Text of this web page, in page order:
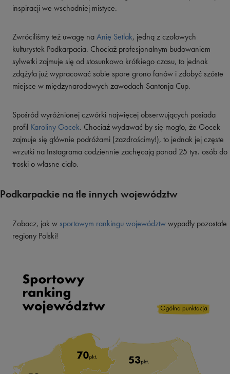
inspiracji we wschodniej mistyce.
Zwróciliśmy też uwagę naAnię Setlak, jedną z czołowych
kulturystek Podkarpacia. Chociaż profesjonalnym budowaniem
sylwetki zajmuje się od stosunkowo krótkiego czasu, to jednak
zdążyła już wypracować sobie spore grono fanów i zdobyć szóste
miejsce w międzynarodowych zawodach Santonja Cup.
Spośród wyróżnionej czwórki najwięcej obserwujących posiada
profil Karoliny Gocek. Chociaż wydawać by się mogło, że Gocek
zajmuje się głównie podróżami (zazdrościmy!), to jednak jej częste
wrzutki na Instagrama codziennie zachęcają ponad 25 tys. osób do
troski o własne ciało.
Podkarpackie na tle innych województw
Zobacz, jak w sportowym rankingu województwwypadły pozostałe
regiony Polski!